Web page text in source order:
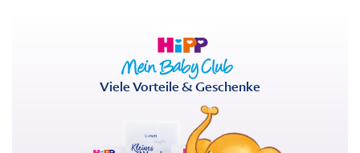
Viele Vorteile & Geschenke